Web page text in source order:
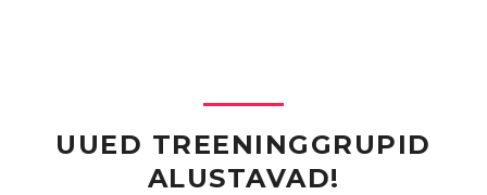
UUED TREENINGGRUPID
ALUSTAVAD!